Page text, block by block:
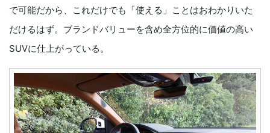
で可能だから、これだけでも「使える」ことはおわかりいた
だけるはず。ブランドバリューを含め全方位的に価値の高い
SUVに仕上がっている。